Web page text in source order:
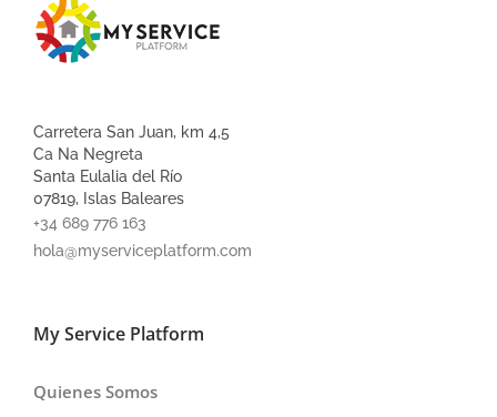
Carretera San Juan, km 4,5
Ca Na Negreta
Santa Eulalia del Río
07819, Islas Baleares
+34 689 776 163
hola@myserviceplatform.com
My Service Platform
Quienes Somos